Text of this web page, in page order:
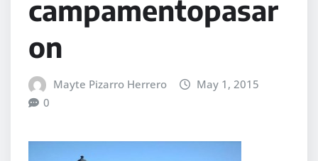
campamentopasar
on
Mayte Pizarro Herrero
May 1, 2015
0